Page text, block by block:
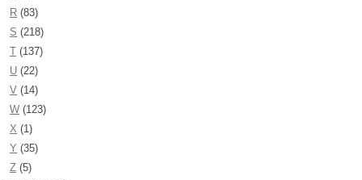
R (83)
S (218)
T (137)
U (22)
V (14)
W (123)
X (1)
Y (35)
Z (5)